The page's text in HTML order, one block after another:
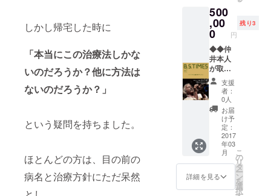
しかし帰宅した時に
「本当にこの治療法しかな
いのだろうか？他に方法は
ないのだろうか？」
という疑問を持ちました。
ほとんどの方は、目の前の
病名と治療方針にただ呆然
費を頂
きま
す。 ※
日程は
後日調
整いた
しま
す。 ※
仲井の
体調次
第では
中止す
る場合
がござ
いま
す。 ※
その場
合はご
返金い
たしま
以外
は、交
通費実
費を頂
きま
す。 ※
日程は
後日調
整いた
しま
す。 ※
仲井の
体調次
第では
スタッ
フが対
応する
場合が
ござい
ます。
500
,00
0 円
残り3
◆◆仲
井本人
が取
材】
B.S.TIM
ES（２
０１７
年５月
号）に
「特集
記事」
にて掲
載しま
す。 ・
A4、見
開き
支援
者：
0人
お届
け予
定：
2017
年03
月
詳細を見る
こ
の
リ
タ
ー
ン
を
選
択